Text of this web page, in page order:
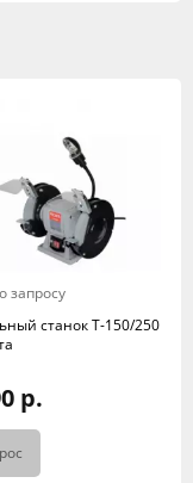
запросу
станок Т-150/250
р.